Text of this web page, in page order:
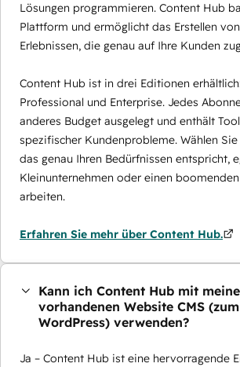
Lösungen programmieren. Content Hub
Plattform und ermöglicht das Erstellen
Erlebnissen, die genau auf Ihre Kunden
Content Hub ist in drei Editionen
Professional und Enterprise. Jedes
anderes Budget ausgelegt und enthält
spezifischer Kundenprobleme. Wählen
das genau Ihren Bedürfnissen entspricht,
Kleinunternehmen oder einen
arbeiten.
Erfahren Sie mehr über Content Hub.
Kann ich Content Hub mit
vorhandenen Website CMS
WordPress) verwenden?
Ja – Content Hub ist eine hervorragende